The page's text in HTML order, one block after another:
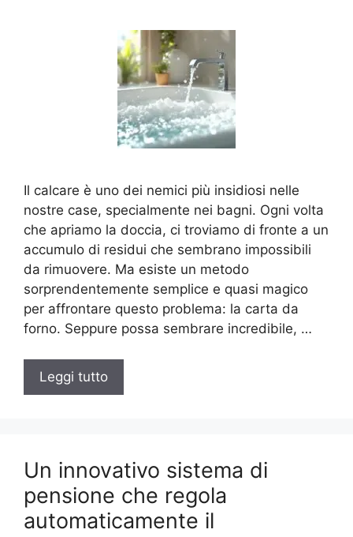
Il calcare è uno dei nemici più insidiosi nelle
nostre case, specialmente nei bagni. Ogni volta
che apriamo la doccia, ci troviamo di fronte a un
accumulo di residui che sembrano impossibili
da rimuovere. Ma esiste un metodo
sorprendentemente semplice e quasi magico
per affrontare questo problema: la carta da
forno. Seppure possa sembrare incredibile, …
Leggi tutto
Un innovativo sistema di
pensione che regola
automaticamente il